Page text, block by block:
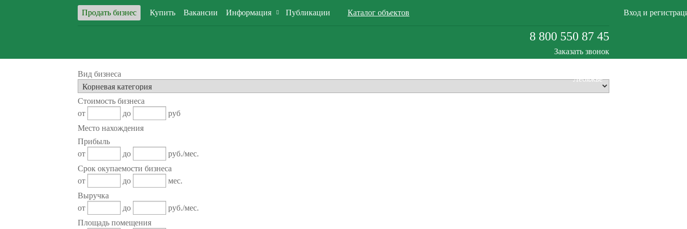
Продать бизнес Купить Вакансии Информация Публикации Каталог объектов
Лебяжье
Вход и
8 800 550 87 45
Заказать звонок
Вид бизнеса
Стоимость бизнеса
от
до
руб
Место нахождения
Прибыль
от
до
руб./мес.
Срок окупаемости бизнеса
от
до
мес.
Выручка
от
до
руб./мес.
Площадь помещения